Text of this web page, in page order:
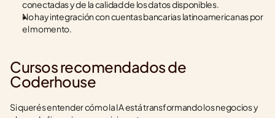
conectadas y de la calidad de los datos disponibles.
No hay integración con cuentas bancarias latinoamericanas por
el momento.
Cursos recomendados de
Coderhouse
Si querés entender cómo la IA está transformando los negocios y